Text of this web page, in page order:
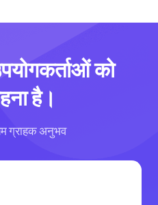
को
है।
ग्राहक अनुभव